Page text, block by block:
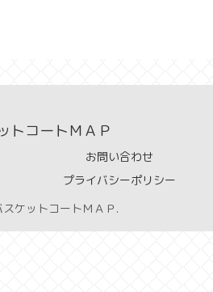
トコートＭＡＰ
お問い合わせ
プライバシーポリシー
ケットコートＭＡＰ.